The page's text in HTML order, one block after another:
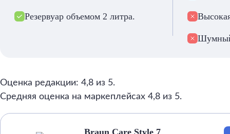
Резервуар объемом 2 литра.
Оценка редакции: 4,8 из 5.
Средняя оценка на маркеплейсах 4,8 из 5.
Braun Care Style 7